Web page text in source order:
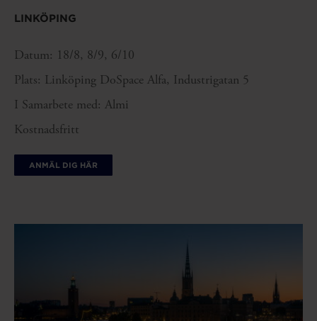
LINKÖPING
Datum: 18/8, 8/9, 6/10
Plats: Linköping DoSpace Alfa, Industrigatan 5
I Samarbete med: Almi
Kostnadsfritt
ANMÄL DIG HÄR